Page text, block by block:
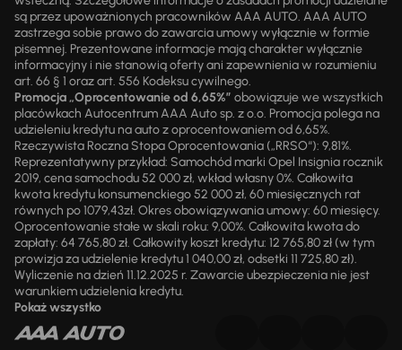
są przez upoważnionych pracowników AAA AUTO. AAA AUTO
zastrzega sobie prawo do zawarcia umowy wyłącznie w formie
pisemnej. Prezentowane informacje mają charakter wyłącznie
informacyjny i nie stanowią oferty ani zapewnienia w rozumieniu
art. 66 § 1 oraz art. 556 Kodeksu cywilnego.
Promocja „Oprocentowanie od 6,65%” obowiązuje we wszystkich
placówkach Autocentrum AAA Auto sp. z o.o. Promocja polega na
udzieleniu kredytu na auto z oprocentowaniem od 6,65%.
Rzeczywista Roczna Stopa Oprocentowania („RRSO“): 9,81%.
Reprezentatywny przykład: Samochód marki Opel Insignia rocznik
2019, cena samochodu 52 000 zł, wkład własny 0%. Całkowita
kwota kredytu konsumenckiego 52 000 zł, 60 miesięcznych rat
równych po 1079,43zł. Okres obowiązywania umowy: 60 miesięcy.
Oprocentowanie stałe w skali roku: 9,00%. Całkowita kwota do
zapłaty: 64 765,80 zł. Całkowity koszt kredytu: 12 765,80 zł (w tym
prowizja za udzielenie kredytu 1 040,00 zł, odsetki 11 725,80 zł).
Wyliczenie na dzień 11.12.2025 r. Zawarcie ubezpieczenia nie jest
warunkiem udzielenia kredytu.
Pokaż wszystko